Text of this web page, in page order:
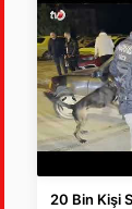
20 Bin Kişi